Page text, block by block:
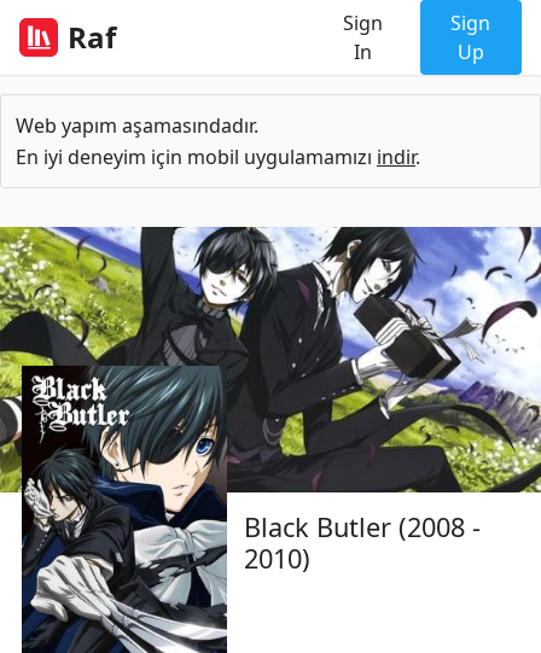
Raf
Sign
In
Sign
Up
Web yapım aşamasındadır.
En iyi deneyim için mobil uygulamamızı indir.
Black Butler (2008 -
2010)